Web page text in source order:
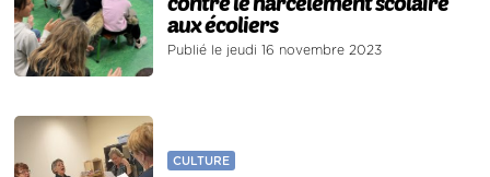
aux écoliers
Publié le jeudi 16 novembre 2023
CULTURE